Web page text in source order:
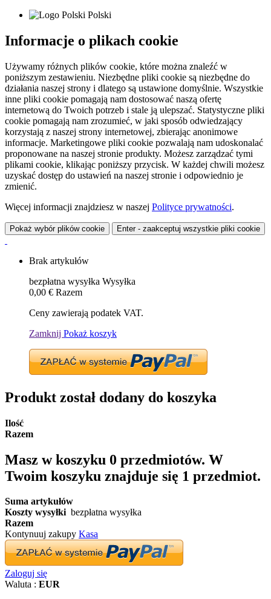
Polski
Informacje o plikach cookie
Używamy różnych plików cookie, które można znaleźć w
poniższym zestawieniu. Niezbędne pliki cookie są niezbędne do
działania naszej strony i dlatego są ustawione domyślnie. Wszystkie
inne pliki cookie pomagają nam dostosować naszą ofertę
internetową do Twoich potrzeb i stale ją ulepszać. Statystyczne pliki
cookie pomagają nam zrozumieć, w jaki sposób odwiedzający
korzystają z naszej strony internetowej, zbierając anonimowe
informacje. Marketingowe pliki cookie pozwalają nam udoskonalać
proponowane na naszej stronie produkty. Możesz zarządzać tymi
plikami cookie, klikając poniższy przycisk. W każdej chwili możesz
uzyskać dostęp do ustawień na naszej stronie i odpowiednio je
zmienić.
Więcej informacji znajdziesz w naszej Polityce prywatności.
Pokaż wybór plików cookie Enter - zaakceptuj wszystkie pliki cookie
Brak artykułów
bezpłatna wysyłka Wysyłka
0,00 € Razem
Ceny zawierają podatek VAT.
Zamknij Pokaż koszyk
Produkt został dodany do koszyka
Ilość
Razem
Masz w koszyku 0 przedmiotów. W
Twoim koszyku znajduje się 1 przedmiot.
Suma artykułów
Koszty wysyłki bezpłatna wysyłka
Razem
Kontynuuj zakupy Kasa
Zaloguj się
Waluta : EUR